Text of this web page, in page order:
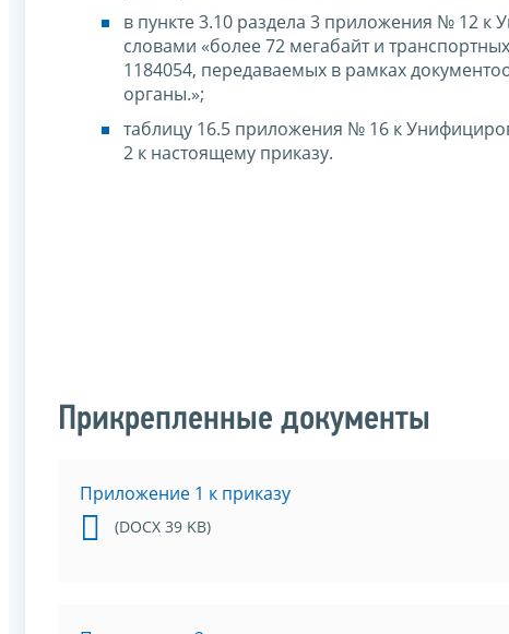
в пункте 3.10 раздела 3 приложения № 12 к
словами «более 72 мегабайт и
1184054, передаваемых в рамках
органы.»;
таблицу 16.5 приложения № 16 к
2 к настоящему приказу.
Прикрепленные документы
Приложение 1 к приказу
(DOCX 39 KB)